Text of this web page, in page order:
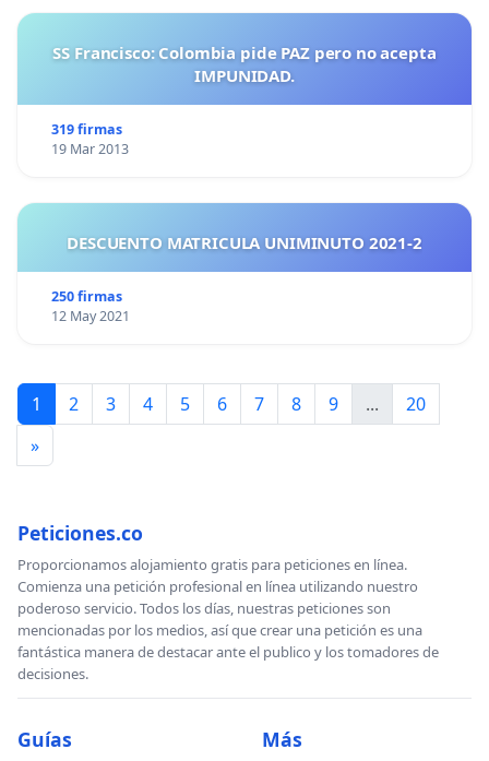
SS Francisco: Colombia pide PAZ pero no acepta
IMPUNIDAD.
319 firmas
19 Mar 2013
DESCUENTO MATRICULA UNIMINUTO 2021-2
250 firmas
12 May 2021
1 2 3 4 5 6 7 8 9 ...
20
»
Peticiones.co
Proporcionamos alojamiento gratis para peticiones en línea.
Comienza una petición profesional en línea utilizando nuestro
poderoso servicio. Todos los días, nuestras peticiones son
mencionadas por los medios, así que crear una petición es una
fantástica manera de destacar ante el publico y los tomadores de
decisiones.
Guías Más